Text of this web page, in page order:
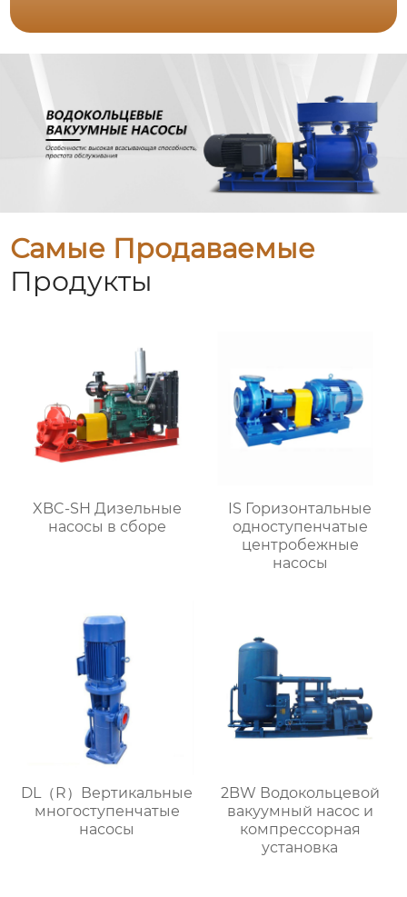
Самые Продаваемые
Продукты
XBC-SH Дизельные
насосы в сборе
IS Горизонтальные
одноступенчатые
центробежные
насосы
DL（R）Вертикальные
многоступенчатые
насосы
2BW Водокольцевой
вакуумный насос и
компрессорная
установка